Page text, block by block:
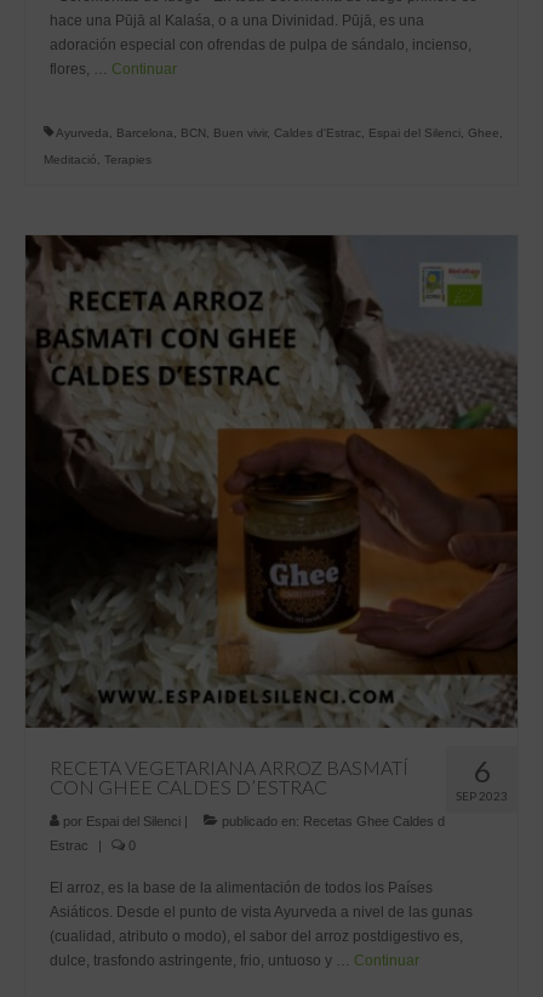
hace una Pūjā al Kalaśa, o a una Divinidad. Pūjā, es una
adoración especial con ofrendas de pulpa de sándalo, incienso,
flores, … Continuar
Ayurveda Barcelona BCN Buen vivir, Caldes d'Estrac Espai del Silenci Ghee
Meditació
Terapies
6
SEP 2023
RECETA VEGETARIANA ARROZ BASMATÍ
CON GHEE CALDES D’ESTRAC
por Espai del Silenci | publicado en: Recetas Ghee Caldes d
Estrac
| 0
El arroz, es la base de la alimentación de todos los Países
Asiáticos. Desde el punto de vista Ayurveda a nivel de las gunas
(cualidad, atributo o modo), el sabor del arroz postdigestivo es,
dulce, trasfondo astringente, frio, untuoso y … Continuar